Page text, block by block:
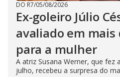
DO R7/05/08/2026
Ex-goleiro Júlio
avaliado em mais
para a mulher
A atriz Susana Werner, que fez
julho, recebeu a surpresa do